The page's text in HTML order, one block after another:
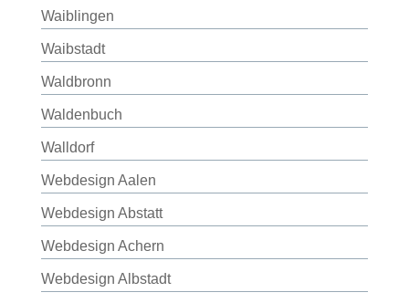
Waiblingen
Waibstadt
Waldbronn
Waldenbuch
Walldorf
Webdesign Aalen
Webdesign Abstatt
Webdesign Achern
Webdesign Albstadt